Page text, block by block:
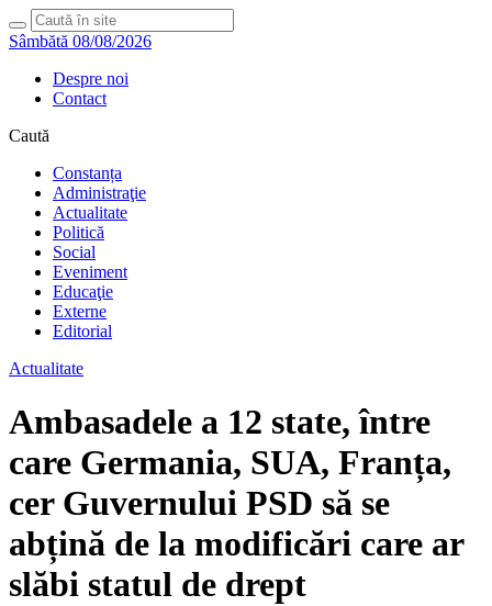
Sâmbătă 08/08/2026
Despre noi
Contact
Caută
Constanța
Administraţie
Actualitate
Politică
Social
Eveniment
Educaţie
Externe
Editorial
Actualitate
Ambasadele a 12 state, între
care Germania, SUA, Franța,
cer Guvernului PSD să se
abțină de la modificări care ar
slăbi statul de drept